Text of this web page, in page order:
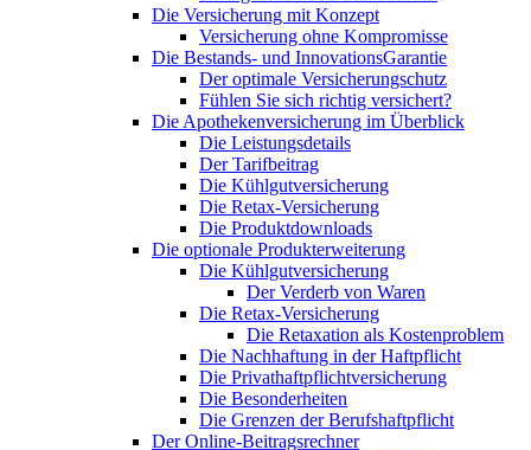
Die Versicherung mit Konzept
Versicherung ohne Kompromisse
Die Bestands- und InnovationsGarantie
Der optimale Versicherungschutz
Fühlen Sie sich richtig versichert?
Die Apothekenversicherung im Überblick
Die Leistungsdetails
Der Tarifbeitrag
Die Kühlgutversicherung
Die Retax-Versicherung
Die Produktdownloads
Die optionale Produkterweiterung
Die Kühlgutversicherung
Der Verderb von Waren
Die Retax-Versicherung
Die Retaxation als Kostenproblem
Die Nachhaftung in der Haftpflicht
Die Privathaftpflichtversicherung
Die Besonderheiten
Die Grenzen der Berufshaftpflicht
Der Online-Beitragsrechner